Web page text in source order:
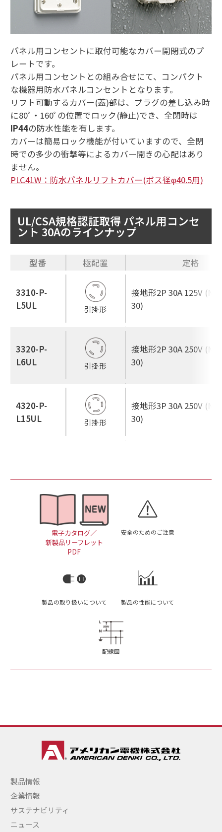
パネル用コンセントに取付可能なカバー開閉式のプ
レートです。
パネル用コンセントとの組み合せにて、コンパクト
な機器用防水パネルコンセントとなります。
リフト可動するカバー(蓋)部は、プラグの差し込み時
に80ﾟ・160ﾟの位置でロック(静止)でき、全閉時は
IP44の防水性能を有します。
カバーは簡易ロック機能が付いていますので、全閉
時での多少の衝撃等によるカバー開きの心配はあり
ません。
PLC41W：防水パネルリフトカバー(ボス径φ40.5用)
UL/CSA規格認証取得 パネル用コンセ
ント 30Aのラインナップ
型番 極配置 定格
3310-P-
L5UL
引掛形
接地形2P 30A 125V
30)
3320-P-
L6UL
引掛形
接地形2P 30A 250V
30)
4320-P-
L15UL
引掛形
接地形3P 30A 250V
30)
電子カタログ／
新製品リーフレット
PDF
安全のためのご注意
製品の取り扱いについて 製品の性能について
配線図
製品情報
企業情報
サステナビリティ
ニュース